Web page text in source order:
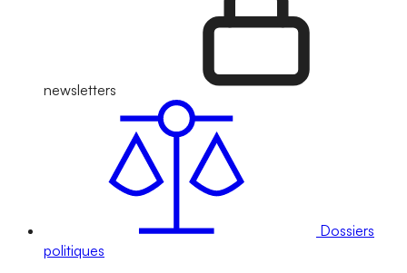
newsletters
Dossiers
politiques